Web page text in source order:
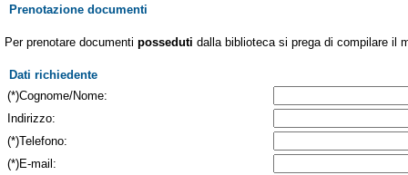
Prenotazione documenti
Per prenotare documenti posseduti dalla biblioteca si prega di compilare il
Dati richiedente
(*)Cognome/Nome:
Indirizzo:
(*)Telefono:
(*)E-mail: